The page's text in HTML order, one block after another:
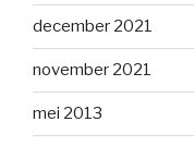
december 2021
november 2021
mei 2013